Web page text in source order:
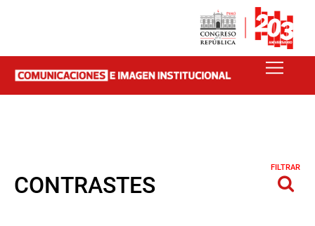
CONTRASTES
FILTRAR